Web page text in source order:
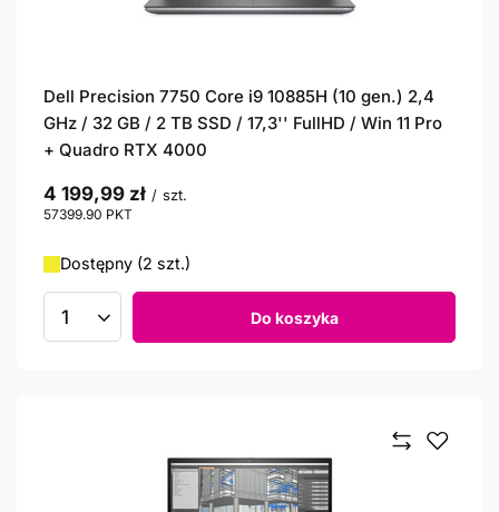
Dell Precision 7750 Core i9 10885H (10 gen.) 2,4
GHz / 32 GB / 2 TB SSD / 17,3'' FullHD / Win 11 Pro
+ Quadro RTX 4000
4 199,99 zł / szt.
57399.90 PKT
Dostępny (2 szt.)
Ilość produktów Do koszyka